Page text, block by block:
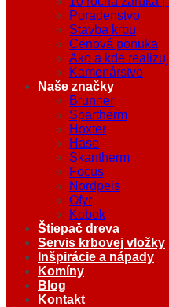
Poradenstvo
Stavba krbu
Cenová ponuka
Ako a kde
Kamenárstvo
Naše značky
Brunner
Spartherm
Hoxter
Hase
Skantherm
Focus
Nordpeis
Ofyr
Kobok
Štiepač dreva
Servis krbovej vložky
Inšpirácie a nápady
Komíny
Blog
Kontakt